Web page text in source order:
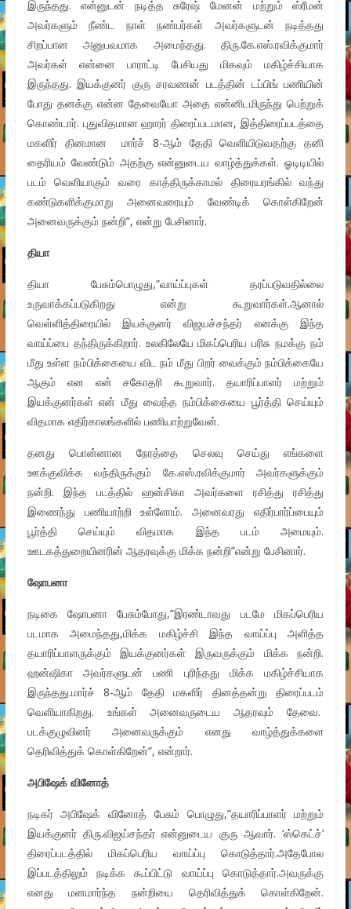
இருந்தது. என்னுடன் நடித்த சுரேஷ் மேனன் மற்றும் ஸ்ரீமன்
அவர்களும் நீண்ட நாள் நண்பர்கள் அவர்களுடன் நடித்தது
சிறப்பான அனுபவமாக அமைந்தது. திரு.கே.எஸ்.ரவிக்குமார்
அவர்கள் என்னை பாராட்டி பேசியது மிகவும் மகிழ்ச்சியாக
இருந்தது. இயக்குனர் குரு சரவணன் படத்தின் டப்பிங் பணியின்
போது தனக்கு என்ன தேவையோ அதை என்னிடமிருந்து பெற்றுக்
கொண்டார். புதுவிதமான ஹாரர் திரைப்படமான, இத்திரைப்படத்தை
மகளிர் தினமான மார்ச் 8-ஆம் தேதி வெளியிடுவதற்கு தனி
தைரியம் வேண்டும் அதற்கு என்னுடைய வாழ்த்துக்கள். ஓடிடியில்
படம் வெளியாகும் வரை காத்திருக்காமல் திரையரங்கில் வந்து
கண்டுகளிக்குமாறு அனைவரையும் வேண்டிக் கொள்கிறேன்
அனைவருக்கும் நன்றி”, என்று பேசினார்.
தியா
தியா பேசும்பொழுது,”வாய்ப்புகள் தரப்படுவதில்லை
உருவாக்கப்படுகிறது என்று கூறுவார்கள்.ஆனால்
வெள்ளித்திரையில் இயக்குனர் விஜயச்சந்தர் எனக்கு இந்த
வாய்ப்பை தந்திருக்கிறார். உலகிலேயே மிகப்பெரிய பரிசு நமக்கு நம்
மீது உள்ள நம்பிக்கையை விட நம் மீது பிறர் வைக்கும் நம்பிக்கையே
ஆகும் என என் சகோதரி கூறுவார். தயாரிப்பாளர் மற்றும்
இயக்குனர்கள் என் மீது வைத்த நம்பிக்கையை பூர்த்தி செய்யும்
விதமாக எதிர்காலங்களில் பணியாற்றுவேன்.
தனது பொன்னான நேரத்தை செலவு செய்து எங்களை
ஊக்குவிக்க வந்திருக்கும் கே.எஸ்.ரவிக்குமார் அவர்களுக்கும்
நன்றி. இந்த படத்தில் ஹன்சிகா அவர்களை ரசித்து ரசித்து
இணைந்து பணியாற்றி உள்ளோம். அனைவரது எதிர்பார்ப்பையும்
பூர்த்தி செய்யும் விதமாக இந்த படம் அமையும்.
ஊடகத்துறையினரின் ஆதரவுக்கு மிக்க நன்றி”என்று பேசினார்.
ஷோபனா
நடிகை ஷோபனா பேசும்போது,”இரண்டாவது படமே மிகப்பெரிய
படமாக அமைந்தது,மிக்க மகிழ்ச்சி இந்த வாய்ப்பு அளித்த
தயாரிப்பாளருக்கும் இயக்குனர்கள் இருவருக்கும் மிக்க நன்றி.
ஹன்ஷிகா அவர்களுடன் பணி புரிந்தது மிக்க மகிழ்ச்சியாக
இருந்தது.மார்ச் 8-ஆம் தேதி மகளிர் தினத்தன்று திரைப்படம்
வெளியாகிறது. உங்கள் அனைவருடைய ஆதரவும் தேவை.
படக்குழுவினர் அனைவருக்கும் எனது வாழ்த்துக்களை
தெரிவித்துக் கொள்கிறேன்”, என்றார்.
அபிஷேக் வினோத்
நடிகர் அபிஷேக் வினோத் பேசும் பொழுது,”தயாரிப்பாளர் மற்றும்
இயக்குனர் திரு.விஜய்சந்தர் என்னுடைய குரு ஆவார். ‘ஸ்கெட்ச்’
திரைப்படத்தில் மிகப்பெரிய வாய்ப்பு கொடுத்தார்.அதேபோல
இப்படத்திலும் நடிக்க கூப்பிட்டு வாய்ப்பு கொடுத்தார்.அவருக்கு
எனது மனமார்ந்த நன்றியை தெரிவித்துக் கொள்கிறேன்.